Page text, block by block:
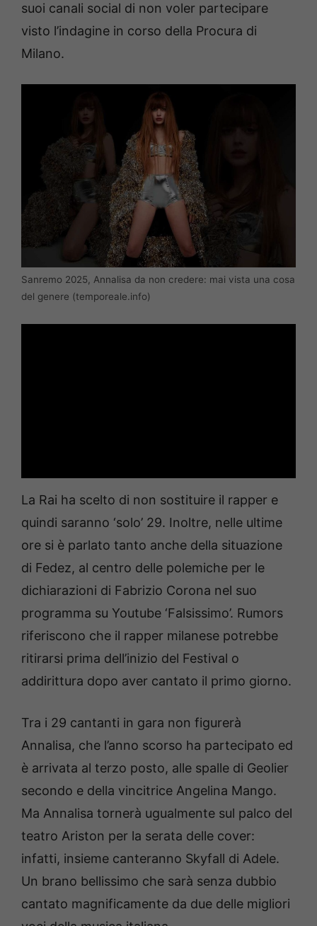
suoi canali social di non voler partecipare
visto l’indagine in corso della Procura di
Milano.
Sanremo 2025, Annalisa da non credere: mai vista una cosa
del genere (temporeale.info)
La Rai ha scelto di non sostituire il rapper e
quindi saranno ‘solo’ 29. Inoltre, nelle ultime
ore si è parlato tanto anche della situazione
di Fedez, al centro delle polemiche per le
dichiarazioni di Fabrizio Corona nel suo
programma su Youtube ‘Falsissimo’. Rumors
riferiscono che il rapper milanese potrebbe
ritirarsi prima dell’inizio del Festival o
addirittura dopo aver cantato il primo giorno.
Tra i 29 cantanti in gara non figurerà
Annalisa, che l’anno scorso ha partecipato ed
è arrivata al terzo posto, alle spalle di Geolier
secondo e della vincitrice Angelina Mango.
Ma Annalisa tornerà ugualmente sul palco del
teatro Ariston per la serata delle cover:
infatti, insieme canteranno Skyfall di Adele.
Un brano bellissimo che sarà senza dubbio
cantato magnificamente da due delle migliori